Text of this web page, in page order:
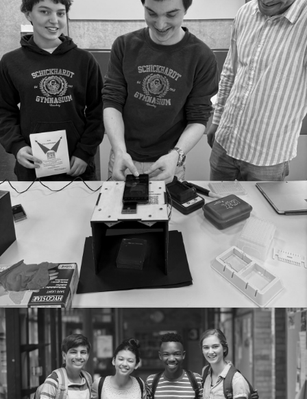
Junge Forschende präsentieren
innovatives Projekt an der PH
Ludwigsburg
16. Apr.. 2025